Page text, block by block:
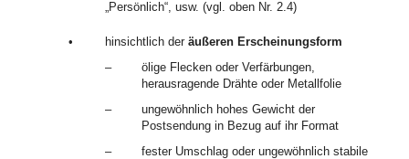
„Persönlich“, usw. (vgl. oben Nr. 2.4)
• hinsichtlich der äußeren Erscheinungsform
–
ölige Flecken oder Verfärbungen,
herausragende Drähte oder Metallfolie
–
ungewöhnlich hohes Gewicht der
Postsendung in Bezug auf ihr Format
–
fester Umschlag oder ungewöhnlich stabile